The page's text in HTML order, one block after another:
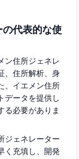
代表的な使
ン住所ジェネレ
、住所解析、身
、イエメン住所
データを提供し
る必要がありま
ジェネレーター
く充填し、開発